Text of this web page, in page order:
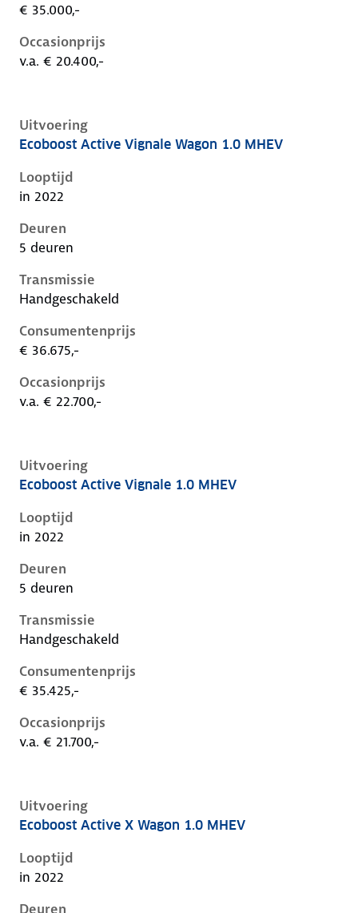
€ 35.000,-
Occasionprijs
v.a. € 20.400,-
Uitvoering
Ford Focus iv-1e-facelift, wagon 1.0 mhev, 92 kW,
Ecoboost Active Vignale Wagon 1.0 MHEV
Looptijd
in 2022
Deuren
5 deuren
Transmissie
Handgeschakeld
Consumentenprijs
€ 36.675,-
Occasionprijs
v.a. € 22.700,-
Uitvoering
Ford Focus iv-1e-facelift, 1.0 mhev, 92 kW, Benzine,
Ecoboost Active Vignale 1.0 MHEV
Looptijd
in 2022
Deuren
5 deuren
Transmissie
Handgeschakeld
Consumentenprijs
€ 35.425,-
Occasionprijs
v.a. € 21.700,-
Uitvoering
Ford Focus iv-1e-facelift, wagon 1.0 mhev, 92 kW,
Ecoboost Active X Wagon 1.0 MHEV
Looptijd
in 2022
Deuren